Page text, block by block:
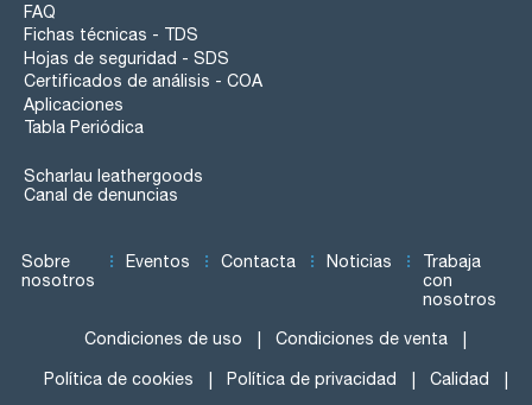
FAQ
Fichas técnicas - TDS
Hojas de seguridad - SDS
Certificados de análisis - COA
Aplicaciones
Tabla Periódica
Scharlau leathergoods
Canal de denuncias
Sobre
nosotros
Eventos Contacta Noticias
Trabaja
con
nosotros
Condiciones de uso Condiciones de venta
Política de cookies Política de privacidad Calidad